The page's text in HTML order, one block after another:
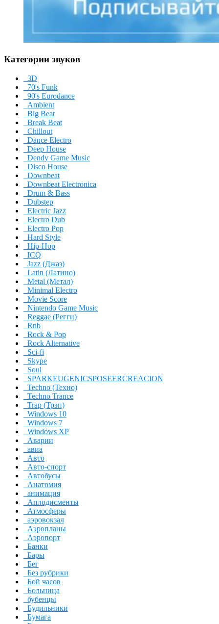
Категории звуков
3D
70's Funk
90's Eurodance
Ambient
Big Beat
Break Beat
Chillout
Dance Electro
Deep House
Dendy Game Music
Disco House
Downbeat
Downbeat Electronica
Drum & Bass
Dubstep
Electric Jazz
Electro Dub
Electro Pop
Hard Style
Hip-Hop
ICQ
Jazz (Джаз)
Latin (Латино)
Metal (Метал)
Minimal Electro
Movie Score
Nintendo Game Music
Reggae (Регги)
Rnb
Rock & Pop
Rock Alternative
Sci-fi
Skype
Soul
SPARKEUGENICSPOSEERCREACION
Techno (Техно)
Techno Trance
Trap (Трэп)
Windows 10
Windows 7
Windows XP
Аварии
авиа
Авто
Авто-спорт
Автобусы
Анатомия
анимация
Аплодисменты
Атмосферы
аэровокзал
Аэропланы
Аэропорт
Банки
Бары
Бег
Без рубрики
Бой часов
Больница
бубенцы
Будильники
Бумага